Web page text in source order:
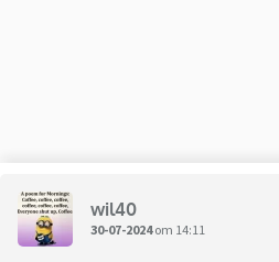
moet of pakt zelf het alleraller
heeft...
wil40
30-07-2024om 14:11